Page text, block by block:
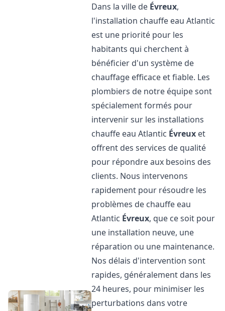
Dans la ville de Évreux,
l'installation chauffe eau Atlantic
est une priorité pour les
habitants qui cherchent à
bénéficier d'un système de
chauffage efficace et fiable. Les
plombiers de notre équipe sont
spécialement formés pour
intervenir sur les installations
chauffe eau Atlantic Évreux et
offrent des services de qualité
pour répondre aux besoins des
clients. Nous intervenons
rapidement pour résoudre les
problèmes de chauffe eau
Atlantic Évreux, que ce soit pour
une installation neuve, une
réparation ou une maintenance.
Nos délais d'intervention sont
rapides, généralement dans les
24 heures, pour minimiser les
perturbations dans votre